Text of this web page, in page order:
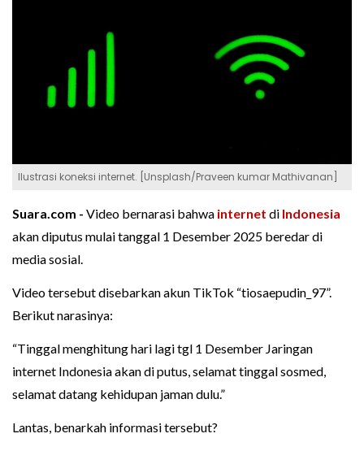
Ilustrasi koneksi internet. [Unsplash/Praveen kumar Mathivanan]
Suara.com - Video bernarasi bahwa internet di Indonesia
akan diputus mulai tanggal 1 Desember 2025 beredar di
media sosial.
Video tersebut disebarkan akun TikTok “tiosaepudin_97”.
Berikut narasinya:
“Tinggal menghitung hari lagi tgl 1 Desember Jaringan
internet Indonesia akan di putus, selamat tinggal sosmed,
selamat datang kehidupan jaman dulu.”
Lantas, benarkah informasi tersebut?